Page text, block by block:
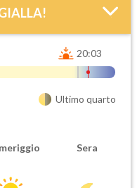
20:03
Ultimo quarto
Sera